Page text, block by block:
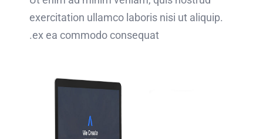
exercitation ullamco laboris nisi ut aliquip.
ex ea commodo consequat.